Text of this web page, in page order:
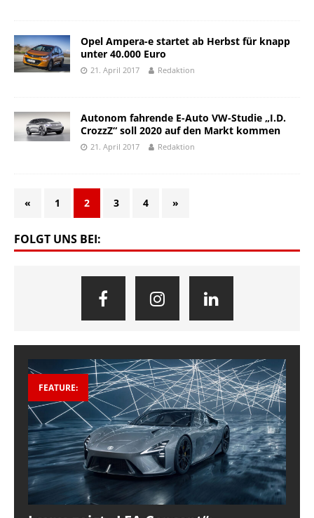
Opel Ampera-e startet ab Herbst für knapp
unter 40.000 Euro
21. April 2017 Redaktion
Autonom fahrende E-Auto VW-Studie „I.D.
CrozzZ“ soll 2020 auf den Markt kommen
21. April 2017 Redaktion
« 1 2 3 4 »
FOLGT UNS BEI:
FEATURE: